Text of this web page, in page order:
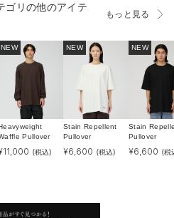
ゴリの他のアイテ
もっと見る
NEW
Pullover
11,000 (税込)
NEW
Stain Repellent
Pullover
¥6,600 (税込)
NEW
Stain
Pullover
¥6,600 (税